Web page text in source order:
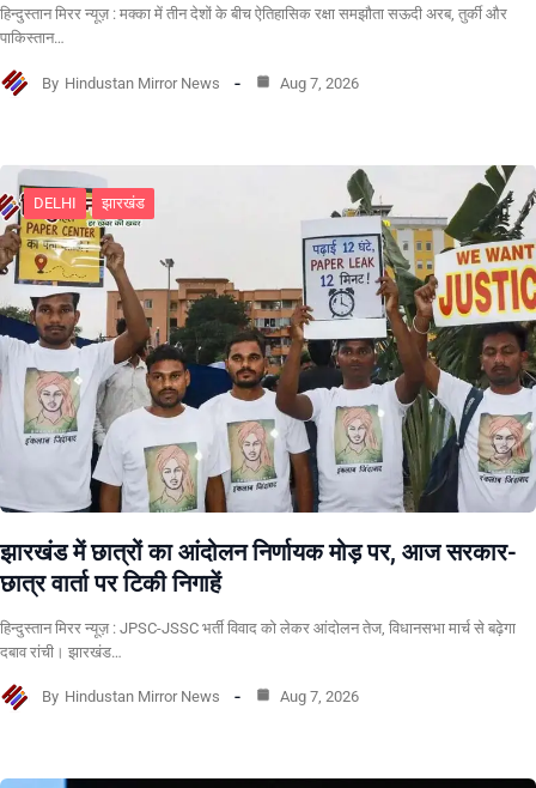
हिन्दुस्तान मिरर न्यूज़ : मक्का में तीन देशों के बीच ऐतिहासिक रक्षा समझौता सऊदी अरब, तुर्की और
पाकिस्तान…
By Hindustan Mirror News Aug 7, 2026
DELHI झारखंड
झारखंड में छात्रों का आंदोलन निर्णायक मोड़ पर, आज सरकार-
छात्र वार्ता पर टिकी निगाहें
हिन्दुस्तान मिरर न्यूज़ : JPSC-JSSC भर्ती विवाद को लेकर आंदोलन तेज, विधानसभा मार्च से बढ़ेगा
दबाव रांची। झारखंड…
By Hindustan Mirror News Aug 7, 2026